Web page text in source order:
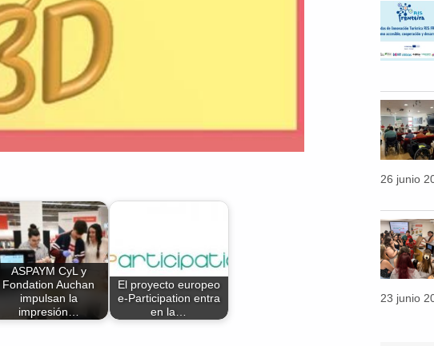
ASPAYM CyL y
Fondation Auchan
impulsan la
impresión…
El proyecto europeo
e-Participation entra
en la…
26 junio
23 junio